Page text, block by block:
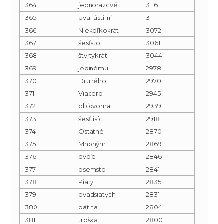
364
jednorazové
3116
365
dvanástimi
3111
366
Niekoľkokrát
3072
367
šesťsto
3061
368
štvrtýkrát
3044
369
jedinému
2978
370
Druhého
2970
371
Viacero
2945
372
obidvoma
2939
373
šesťtisíc
2918
374
Ostatné
2870
375
Mnohým
2869
376
dvoje
2846
377
osemsto
2841
378
Piaty
2835
379
dvadsiatych
2831
380
pätina
2804
381
troška
2800